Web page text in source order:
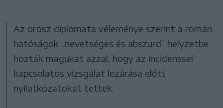
Az orosz diplomata véleménye szerint a román
hatóságok „nevetséges és abszurd” helyzetbe
hozták magukat azzal, hogy az incidenssel
kapcsolatos vizsgálat lezárása előtt
nyilatkozatokat tettek.